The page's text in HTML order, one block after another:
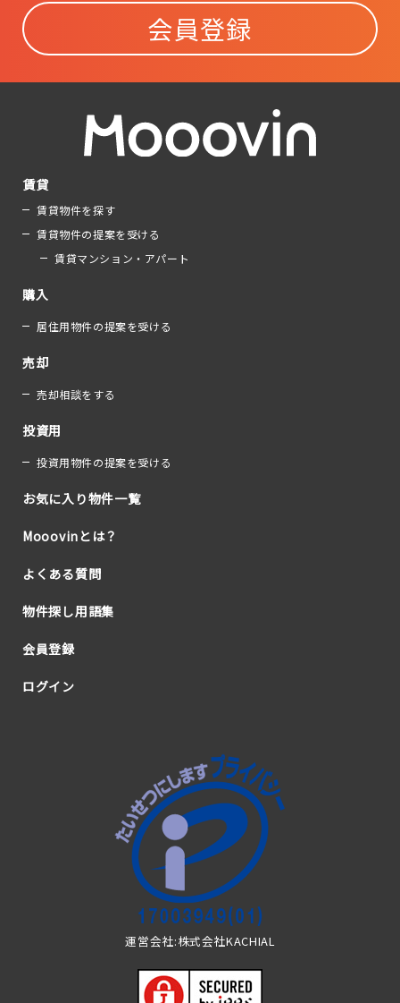
会員登録
賃貸
賃貸物件を探す
賃貸物件の提案を受ける
賃貸マンション・アパート
購入
居住用物件の提案を受ける
売却
売却相談をする
投資用
投資用物件の提案を受ける
お気に入り物件一覧
Mooovinとは？
よくある質問
物件探し用語集
会員登録
ログイン
運営会社:株式会社KACHIAL